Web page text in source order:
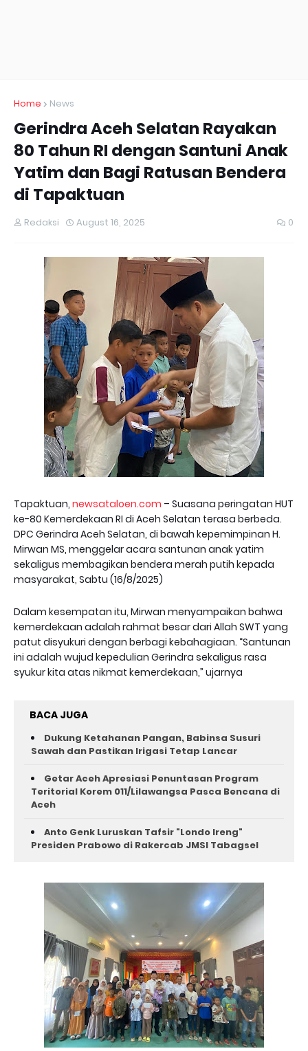
Home News
Gerindra Aceh Selatan Rayakan
80 Tahun RI dengan Santuni Anak
Yatim dan Bagi Ratusan Bendera
di Tapaktuan
Redaksi August 16, 2025 0
Tapaktuan, newsataloen.com – Suasana peringatan HUT
ke-80 Kemerdekaan RI di Aceh Selatan terasa berbeda.
DPC Gerindra Aceh Selatan, di bawah kepemimpinan H.
Mirwan MS, menggelar acara santunan anak yatim
sekaligus membagikan bendera merah putih kepada
masyarakat, Sabtu (16/8/2025)
Dalam kesempatan itu, Mirwan menyampaikan bahwa
kemerdekaan adalah rahmat besar dari Allah SWT yang
patut disyukuri dengan berbagi kebahagiaan. “Santunan
ini adalah wujud kepedulian Gerindra sekaligus rasa
syukur kita atas nikmat kemerdekaan,” ujarnya
BACA JUGA
Dukung Ketahanan Pangan, Babinsa Susuri
Sawah dan Pastikan Irigasi Tetap Lancar
Getar Aceh Apresiasi Penuntasan Program
Teritorial Korem 011/Lilawangsa Pasca Bencana di
Aceh ‎
Anto Genk Luruskan Tafsir "Londo Ireng"
Presiden Prabowo di Rakercab JMSI Tabagsel